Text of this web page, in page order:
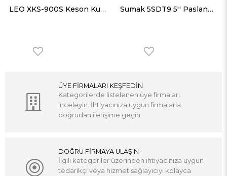
LEO XKS-900S Keson Kuyu Pompası Şamandıralı 108 lt/dk 34 mss Sumak 5SDT9 5'' Paslanmaz Keson Kuyu Pompası Trifaze (380V) 1.5HP
ÜYE FİRMALARI KEŞFEDİN
Kategorilerde listelenen üye firmaları
inceleyin. İhtiyacınıza uygun firmalarla
doğrudan iletişime geçin.
DOĞRU FİRMAYA ULAŞIN
İlgili kategoriler üzerinden ihtiyacınıza uygun
tedarikçi veya hizmet sağlayıcıyı kolayca